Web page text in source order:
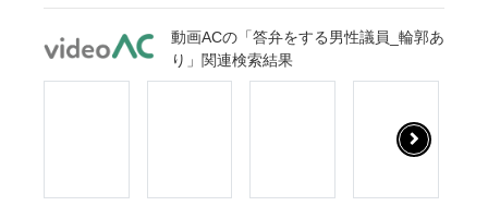
動画ACの「答弁をする男性議員_輪郭あ
り」関連検索結果